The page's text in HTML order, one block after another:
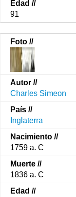
91
Charles Simeon
Inglaterra
1759 a. C
1836 a. C